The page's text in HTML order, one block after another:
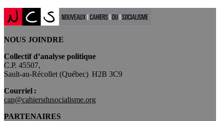
NOUS JOINDRE
Collectif d’analyse politique
C.P. 45507,
Sault-au-Récollet (Québec) H2B 3C9
Courriel :
cap@cahiersdusocialisme.org
PARTENAIRES